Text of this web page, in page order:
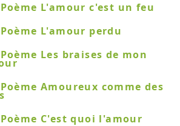
L'amour c'est un feu
L'amour perdu
Les braises de mon
Amoureux comme des
C'est quoi l'amour